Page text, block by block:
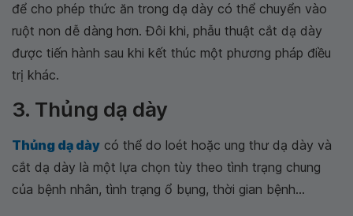
để cho phép thức ăn trong dạ dày có thể chuyển vào
ruột non dễ dàng hơn. Đôi khi, phẫu thuật cắt dạ dày
được tiến hành sau khi kết thúc một phương pháp điều
trị khác.
3. Thủng dạ dày
Thủng dạ dày có thể do loét hoặc ung thư dạ dày và
cắt dạ dày là một lựa chọn tùy theo tình trạng chung
của bệnh nhân, tình trạng ổ bụng, thời gian bệnh...